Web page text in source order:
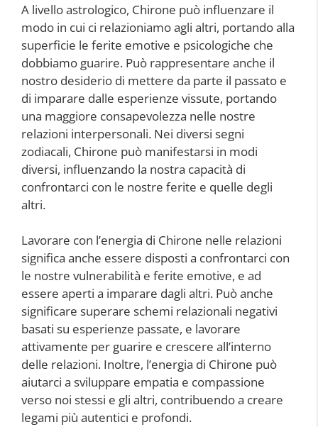
A livello astrologico, Chirone può influenzare il
modo in cui ci relazioniamo agli altri, portando alla
superficie le ferite emotive e psicologiche che
dobbiamo guarire. Può rappresentare anche il
nostro desiderio di mettere da parte il passato e
di imparare dalle esperienze vissute, portando
una maggiore consapevolezza nelle nostre
relazioni interpersonali. Nei diversi segni
zodiacali, Chirone può manifestarsi in modi
diversi, influenzando la nostra capacità di
confrontarci con le nostre ferite e quelle degli
altri.
Lavorare con l’energia di Chirone nelle relazioni
significa anche essere disposti a confrontarci con
le nostre vulnerabilità e ferite emotive, e ad
essere aperti a imparare dagli altri. Può anche
significare superare schemi relazionali negativi
basati su esperienze passate, e lavorare
attivamente per guarire e crescere all’interno
delle relazioni. Inoltre, l’energia di Chirone può
aiutarci a sviluppare empatia e compassione
verso noi stessi e gli altri, contribuendo a creare
legami più autentici e profondi.